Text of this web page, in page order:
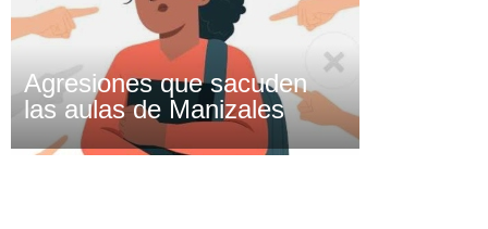
Agresiones que sacuden
las aulas de Manizales